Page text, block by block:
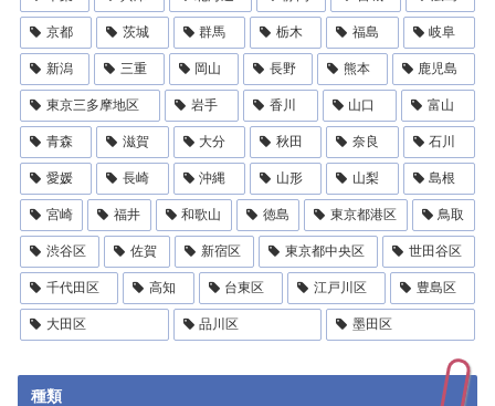
京都 茨城 群馬 栃木 福島 岐阜
新潟 三重 岡山 長野 熊本 鹿児島
東京三多摩地区 岩手 香川 山口 富山
青森 滋賀 大分 秋田 奈良 石川
愛媛 長崎 沖縄 山形 山梨 島根
宮崎 福井 和歌山 徳島 東京都港区 鳥取
渋谷区 佐賀 新宿区 東京都中央区 世田谷区
千代田区 高知 台東区 江戸川区 豊島区
大田区 品川区 墨田区
種類